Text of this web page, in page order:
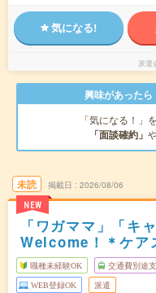
気になる!
派遣
興味があった
「気になる！」
「面談確約」
未読
NEW
掲載日 2026/08/06
「ワガママ」「キ
Welcome！＊ケア
職種未経験OK 交通費別途
WEB登録OK 派遣